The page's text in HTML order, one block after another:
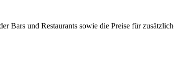
Bars und Restaurants sowie die Preise für